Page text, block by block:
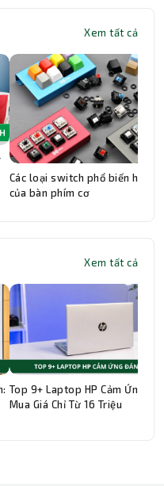
Xem tất cả
Các loại switch phổ biến hiện
của bàn phím cơ
Xem tất cả
Top 9+ Laptop HP Cảm Ứng
Mua Giá Chỉ Từ 16 Triệu